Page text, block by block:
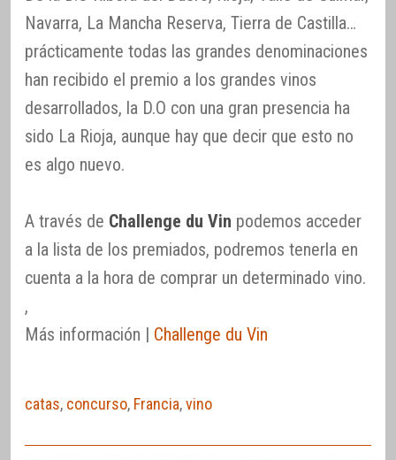
Navarra, La Mancha Reserva, Tierra de Castilla…
prácticamente todas las grandes denominaciones
han recibido el premio a los grandes vinos
desarrollados, la D.O con una gran presencia ha
sido La Rioja, aunque hay que decir que esto no
es algo nuevo.
A través de Challenge du Vin podemos acceder
a la lista de los premiados, podremos tenerla en
cuenta a la hora de comprar un determinado vino.
,
Más información | Challenge du Vin
catas, concurso, Francia,vino